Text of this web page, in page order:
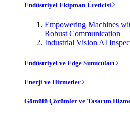
Endüstriyel Ekipman Üreticisi
Empowering Machines
Robust Communication
Industrial Vision AI
Endüstriyel ve Edge Sunucuları
Enerji ve Hizmetler
Gömülü Çözümler ve Tasarım